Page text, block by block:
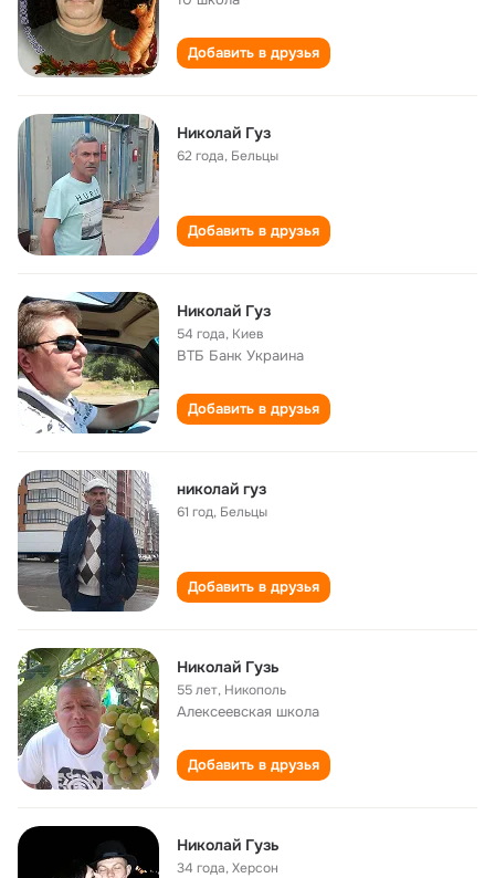
Добавить в друзья
Николай Гуз
62 года, Бельцы
Добавить в друзья
Николай Гуз
54 года, Киев
ВТБ Банк Украина
Добавить в друзья
николай гуз
61 год, Бельцы
Добавить в друзья
Николай Гузь
55 лет, Никополь
Алексеевская школа
Добавить в друзья
Николай Гузь
34 года,Херсон